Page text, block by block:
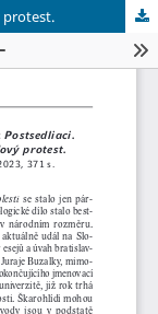
protest.